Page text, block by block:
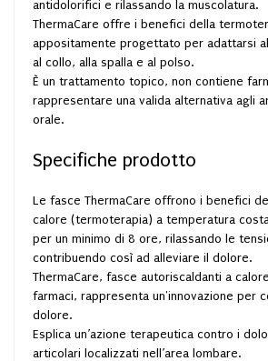
antidolorifici e rilassando la muscolatura.
ThermaCare offre i benefici della
appositamente progettato per adattarsi
al collo, alla spalla e al polso.
È un trattamento topico, non contiene
rappresentare una valida alternativa agli
orale.
Specifiche prodotto
Le fasce ThermaCare offrono i benefici
calore (termoterapia) a temperatura
per un minimo di 8 ore, rilassando le
contribuendo così ad alleviare il dolore.
ThermaCare, fasce autoriscaldanti a
farmaci, rappresenta un'innovazione per
dolore.
Esplica un’azione terapeutica contro i
articolari localizzati nell’area lombare.